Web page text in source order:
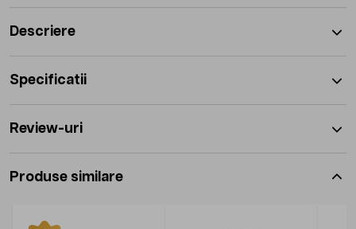
Descriere
Specificatii
Review-uri
Produse similare